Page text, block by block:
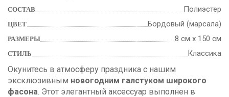
СОСТАВ Полиэстер
ЦВЕТ Бордовый (марсала)
РАЗМЕРЫ 8 см х 150 см
СТИЛЬ Классика
Окунитесь в атмосферу праздника с нашим
эксклюзивным новогодним галстуком широкого
фасона. Этот элегантный аксессуар выполнен в